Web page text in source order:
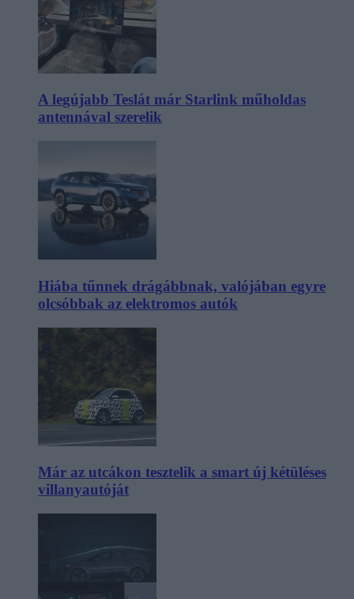
A legújabb Teslát már Starlink műholdas
antennával szerelik
Hiába tűnnek drágábbnak, valójában egyre
olcsóbbak az elektromos autók
Már az utcákon tesztelik a smart új kétüléses
villanyautóját